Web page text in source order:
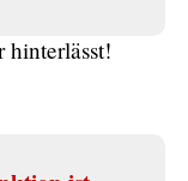
hinterlässt!